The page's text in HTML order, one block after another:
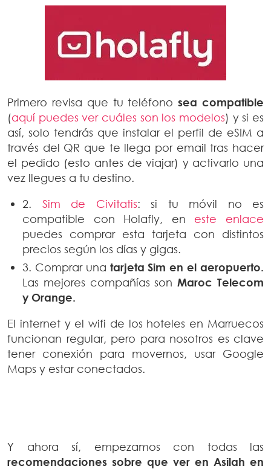
Primero revisa que tu teléfonosea compatible
(aquí puedes ver cuáles son los modelos) y si es
así, solo tendrás que instalar el perfil de eSIM a
través del QR que te llega por email tras hacer
el pedido (esto antes de viajar) y activarlo una
vez llegues a tu destino.
2. Sim de Civitatis: si tu móvil no es
compatible con Holafly, en este enlace
puedes comprar esta tarjeta con distintos
precios según los días y gigas.
3. Comprar una tarjeta Sim en el aeropuerto.
Las mejores compañías sonMaroc Telecom
y Orange.
El internet y el wifi de los hoteles en Marruecos
funcionan regular, pero para nosotros es clave
tener conexión para movernos, usar Google
Maps y estar conectados.
Y ahora sí, empezamos con todas las
recomendaciones sobre que ver en Asilah en